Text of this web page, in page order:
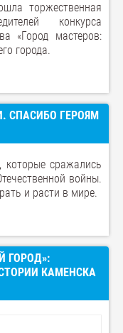
торжественная
конкурса
«Город мастеров:
города.
СПАСИБО ГЕРОЯМ
сражались
войны.
и расти в мире.
ГОРОД»:
КАМЕНСКА